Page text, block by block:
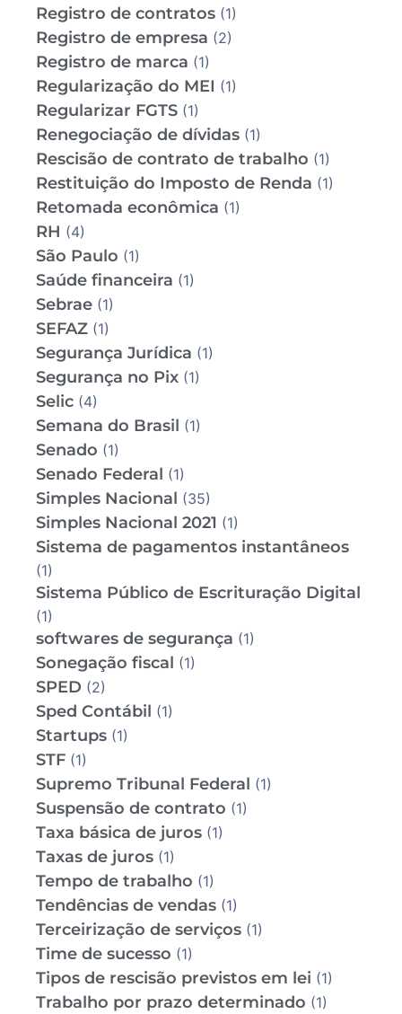
Registro de contratos (1)
Registro de empresa (2)
Registro de marca (1)
Regularização do MEI (1)
Regularizar FGTS (1)
Renegociação de dívidas (1)
Rescisão de contrato de trabalho (1)
Restituição do Imposto de Renda (1)
Retomada econômica (1)
RH (4)
São Paulo (1)
Saúde financeira (1)
Sebrae (1)
SEFAZ (1)
Segurança Jurídica (1)
Segurança no Pix (1)
Selic (4)
Semana do Brasil (1)
Senado (1)
Senado Federal (1)
Simples Nacional (35)
Simples Nacional 2021 (1)
Sistema de pagamentos instantâneos
(1)
Sistema Público de Escrituração Digital
(1)
softwares de segurança (1)
Sonegação fiscal (1)
SPED (2)
Sped Contábil (1)
Startups (1)
STF (1)
Supremo Tribunal Federal (1)
Suspensão de contrato (1)
Taxa básica de juros (1)
Taxas de juros (1)
Tempo de trabalho (1)
Tendências de vendas (1)
Terceirização de serviços (1)
Time de sucesso (1)
Tipos de rescisão previstos em lei (1)
Trabalho por prazo determinado (1)